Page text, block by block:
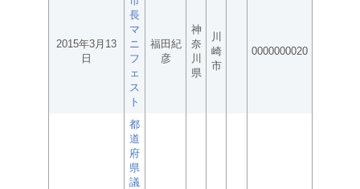
2015年3月13
日
長
マ
ニ
フ
ェ
ス
ト
福田紀
彦
神
奈
川
県
川
崎
市
0000000020
都
道
府
県
議